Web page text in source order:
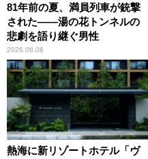
81年前の夏、満員列車が銃撃
された――湯の花トンネルの
悲劇を語り継ぐ男性
2026.08.06
熱海に新リゾートホテル「ヴ